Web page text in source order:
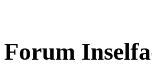
Forum